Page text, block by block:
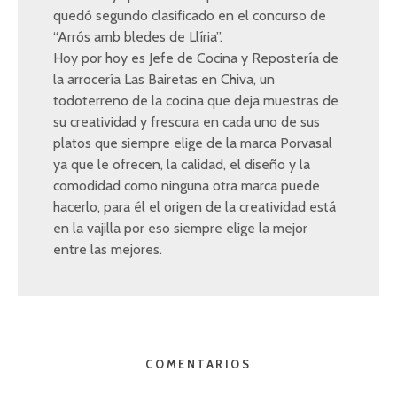
quedó segundo clasificado en el concurso de
“Arrós amb bledes de Llíria”.
Hoy por hoy es Jefe de Cocina y Repostería de
la arrocería Las Bairetas en Chiva, un
todoterreno de la cocina que deja muestras de
su creatividad y frescura en cada uno de sus
platos que siempre elige de la marca Porvasal
ya que le ofrecen, la calidad, el diseño y la
comodidad como ninguna otra marca puede
hacerlo, para él el origen de la creatividad está
en la vajilla por eso siempre elige la mejor
entre las mejores.
COMENTARIOS